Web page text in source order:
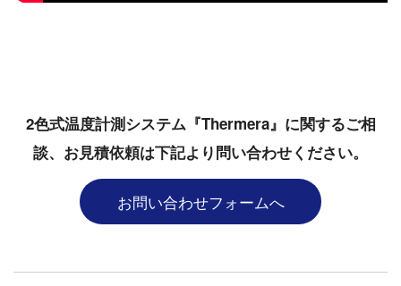
2色式温度計測システム『Thermera』に関するご相
談、お見積依頼は下記より問い合わせください。
お問い合わせフォームへ